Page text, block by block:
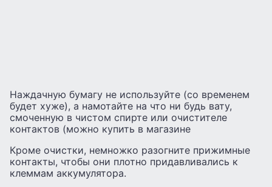
Наждачную бумагу не используйте (со временем
будет хуже), а намотайте на что ни будь вату,
смоченную в чистом спирте или очистителе
контактов (можно купить в магазине
Кроме очистки, немножко разогните прижимные
контакты, чтобы они плотно придавливались к
клеммам аккумулятора.